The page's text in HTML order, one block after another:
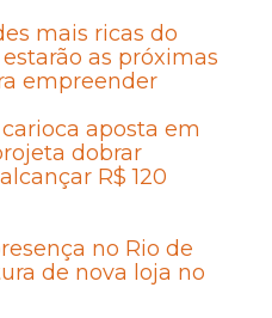
mais ricas do
as próximas
empreender
aposta em
dobrar
R$ 120
no Rio de
de nova loja no